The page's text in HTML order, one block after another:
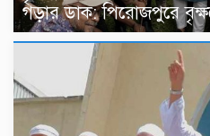
গড়ার ডাক: পিরোজপুরে